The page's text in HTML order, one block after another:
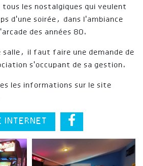
tous les nostalgiques qui veulent
d'une soirée, dans l'ambiance
des années 80.
salle, il faut faire une demande de
s'occupant de sa gestion.
les informations sur le site
INTERNET